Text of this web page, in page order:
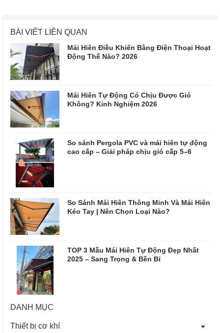
BÀI VIẾT LIÊN QUAN
Mái Hiên Điều Khiển Bằng Điện Thoại Hoạt
Động Thế Nào? 2026
Mái Hiên Tự Động Có Chịu Được Gió
Không? Kinh Nghiệm 2026
So sánh Pergola PVC và mái hiên tự động
cao cấp – Giải pháp chịu gió cấp 5–6
So Sánh Mái Hiên Thông Minh Và Mái Hiên
Kéo Tay | Nên Chọn Loại Nào?
TOP 3 Mẫu Mái Hiên Tự Động Đẹp Nhất
2025 – Sang Trọng & Bền Bỉ
DANH MỤC
Thiết bị cơ khí